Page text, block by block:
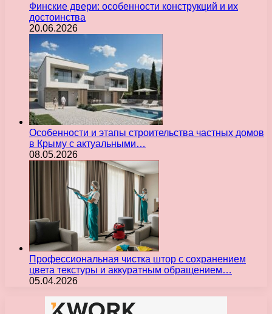
Финские двери: особенности конструкций и их
достоинства
20.06.2026
Особенности и этапы строительства частных домов
в Крыму с актуальными…
08.05.2026
Профессиональная чистка штор с сохранением
цвета текстуры и аккуратным обращением…
05.04.2026